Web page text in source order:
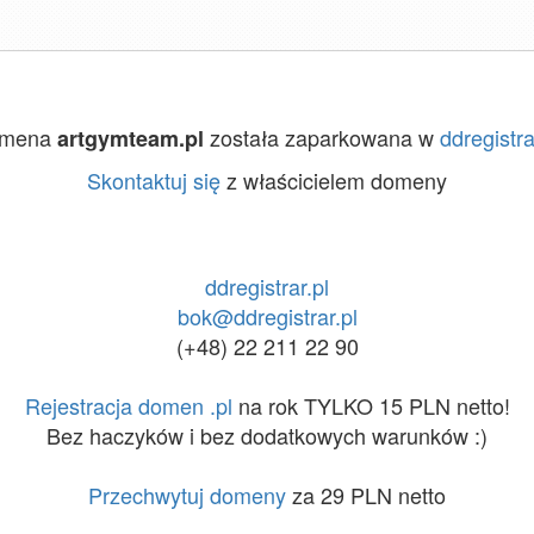
artgymteam.pl została zaparkowana w
Skontaktuj sięz właścicielem domeny
ddregistrar.pl
bok@ddregistrar.pl
(+48) 22 211 22 90
Rejestracja domen .pl na rok TYLKO 15 PLN netto!
Bez haczyków i bez dodatkowych warunków :)
Przechwytuj domenyza 29 PLN netto